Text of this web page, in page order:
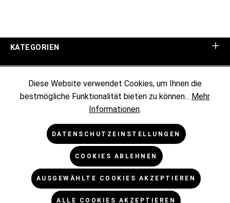
KATEGORIEN
KUNDENINFORMATIONEN
RECHTLICHES
* Alle Preise exkl. gesetzl. Mehrwertsteuer zzgl.
Diese Website verwendet Cookies, um Ihnen die
bestmögliche Funktionalität bieten zu können... Mehr
Informationen.
DATENSCHUTZEINSTELLUNGEN
COOKIES ABLEHNEN
AUSGEWÄHLTE COOKIES AKZEPTIEREN
ALLE COOKIES AKZEPTIEREN